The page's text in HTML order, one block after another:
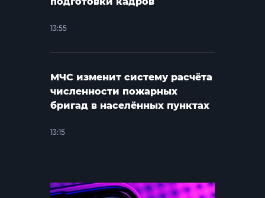
13:55
МЧС изменит систему расчёта
численности пожарных
бригад в населённых пунктах
13:15